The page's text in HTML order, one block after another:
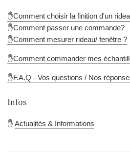
✋Comment choisir la finition d'un
✋Comment passer une commande?
✋Comment mesurer rideau/ fenêtre ?
✋Comment commander mes
✋F.A.Q - Vos questions / Nos
Infos
✋Actualités & Informations